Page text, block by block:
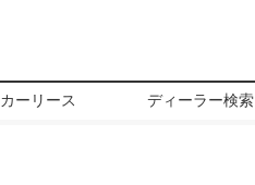
カーリース ディーラー検索